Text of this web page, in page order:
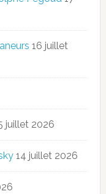
16 juillet
juillet 2026
14 juillet 2026